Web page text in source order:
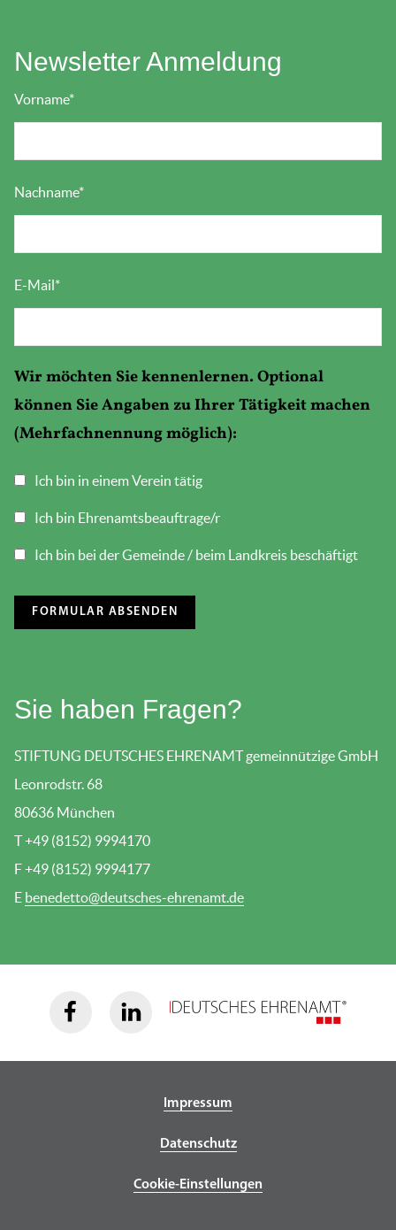
Newsletter Anmeldung
Vorname*
Nachname*
E-Mail*
Wir möchten Sie kennenlernen. Optional
können Sie Angaben zu Ihrer Tätigkeit machen
(Mehrfachnennung möglich):
Ich bin in einem Verein tätig
Ich bin Ehrenamtsbeauftrage/r
Ich bin bei der Gemeinde / beim Landkreis beschäftigt
Sie haben Fragen?
STIFTUNG DEUTSCHES EHRENAMT gemeinnützige GmbH
Leonrodstr. 68
80636 München
T +49 (8152) 9994170
F +49 (8152) 9994177
E benedetto@deutsches-ehrenamt.de
Impressum
Datenschutz
Cookie-Einstellungen